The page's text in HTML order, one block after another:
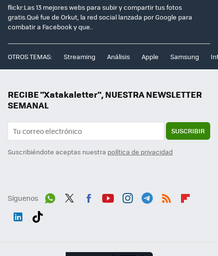
flickr:Las 13 mejores webs para subir y compartir tus fotos
gratis.Qué fue de Orkut, la red social lanzada por Google para
combatir a Facebook y que..
OTROS TEMAS: Streaming Análisis Apple Samsung
RECIBE "Xatakaletter", NUESTRA NEWSLETTER
SEMANAL
SUSCRIBIR
Suscribiéndote aceptas nuestra política de privacidad
Síguenos